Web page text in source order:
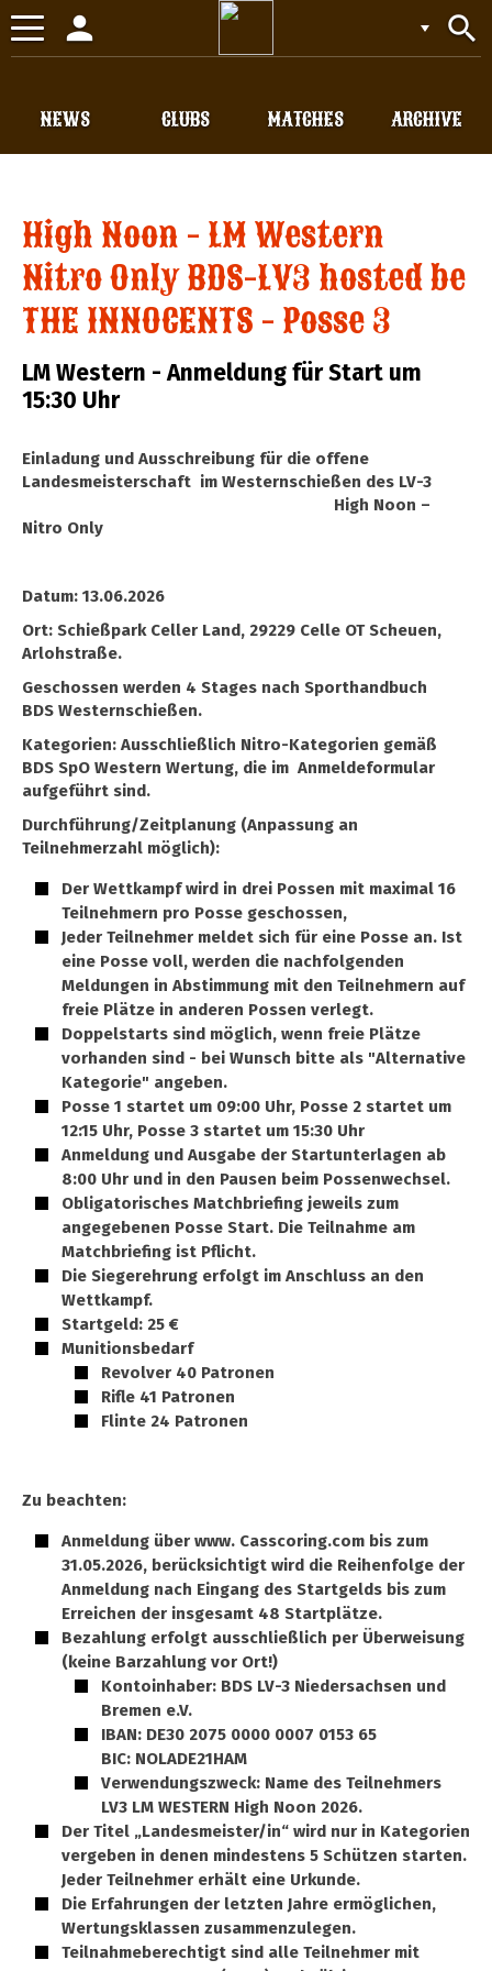
Toggle
navigation
search
person
CLUBS
NEWS MATCHES ARCHIVE
High Noon - LM Western
Nitro Only BDS-LV3 hosted be
THE INNOCENTS - Posse 3
LM Western - Anmeldung für Start um
15:30 Uhr
Einladung und Ausschreibung für die offene
Landesmeisterschaft im Westernschießen des LV-3
High Noon –
Nitro Only
Datum: 13.06.2026
Ort: Schießpark Celler Land, 29229 Celle OT Scheuen,
Arlohstraße.
Geschossen werden 4 Stages nach Sporthandbuch
BDS Westernschießen.
Kategorien: Ausschließlich Nitro-Kategorien gemäß
BDS SpO Western Wertung, die im Anmeldeformular
aufgeführt sind.
Durchführung/Zeitplanung (Anpassung an
Teilnehmerzahl möglich):
Der Wettkampf wird in drei Possen mit maximal 16
Teilnehmern pro Posse geschossen,
Jeder Teilnehmer meldet sich für eine Posse an. Ist
eine Posse voll, werden die nachfolgenden
Meldungen in Abstimmung mit den Teilnehmern auf
freie Plätze in anderen Possen verlegt.
Doppelstarts sind möglich, wenn freie Plätze
vorhanden sind - bei Wunsch bitte als "Alternative
Kategorie" angeben.
Posse 1 startet um 09:00 Uhr, Posse 2 startet um
12:15 Uhr, Posse 3 startet um 15:30 Uhr
Anmeldung und Ausgabe der Startunterlagen ab
8:00 Uhr und in den Pausen beim Possenwechsel.
Obligatorisches Matchbriefing jeweils zum
angegebenen Posse Start. Die Teilnahme am
Matchbriefing ist Pflicht.
Die Siegerehrung erfolgt im Anschluss an den
Wettkampf.
Startgeld: 25 €
Munitionsbedarf
Revolver 40 Patronen
Rifle 41 Patronen
Flinte 24 Patronen
Zu beachten:
Anmeldung über www. Casscoring.com bis zum
31.05.2026, berücksichtigt wird die Reihenfolge der
Anmeldung nach Eingang des Startgelds bis zum
Erreichen der insgesamt 48 Startplätze.
Bezahlung erfolgt ausschließlich per Überweisung
(keine Barzahlung vor Ort!)
Kontoinhaber: BDS LV-3 Niedersachsen und
Bremen e.V.
IBAN: DE30 2075 0000 0007 0153 65
BIC: NOLADE21HAM
Verwendungszweck: Name des Teilnehmers
LV3 LM WESTERN High Noon 2026.
Der Titel „Landesmeister/in“ wird nur in Kategorien
vergeben in denen mindestens 5 Schützen starten.
Jeder Teilnehmer erhält eine Urkunde.
Die Erfahrungen der letzten Jahre ermöglichen,
Wertungsklassen zusammenzulegen.
Teilnahmeberechtigt sind alle Teilnehmer mit